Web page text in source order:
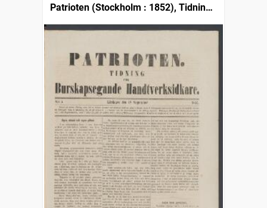
Patrioten (Stockholm : 1852), Tidning
för burskapsegande handtverkare